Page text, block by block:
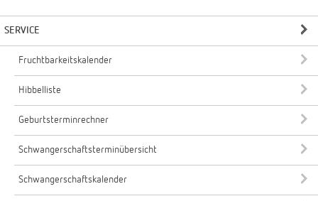
SERVICE
Fruchtbarkeitskalender
Hibbelliste
Geburtsterminrechner
Schwangerschaftsterminübersicht
Schwangerschaftskalender